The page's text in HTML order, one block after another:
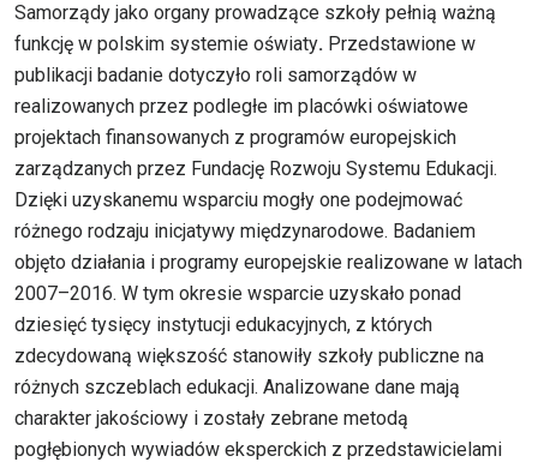
Samorządy jako organy prowadzące szkoły pełnią ważną
funkcję w polskim systemie oświaty. Przedstawione w
publikacji badanie dotyczyło roli samorządów w
realizowanych przez podległe im placówki oświatowe
projektach finansowanych z programów europejskich
zarządzanych przez Fundację Rozwoju Systemu Edukacji.
Dzięki uzyskanemu wsparciu mogły one podejmować
różnego rodzaju inicjatywy międzynarodowe. Badaniem
objęto działania i programy europejskie realizowane w latach
2007–2016. W tym okresie wsparcie uzyskało ponad
dziesięć tysięcy instytucji edukacyjnych, z których
zdecydowaną większość stanowiły szkoły publiczne na
różnych szczeblach edukacji. Analizowane dane mają
charakter jakościowy i zostały zebrane metodą
pogłębionych wywiadów eksperckich z przedstawicielami